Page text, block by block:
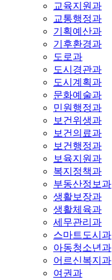
교육지원과
교통행정과
기획예산과
기후환경과
도로과
도시경관과
도시계획과
문화예술과
민원행정과
보건위생과
보건의료과
보건행정과
보육지원과
복지정책과
부동산정보과
생활보장과
생활체육과
세무관리과
스마트도시과
아동청소년과
어르신복지과
여권과